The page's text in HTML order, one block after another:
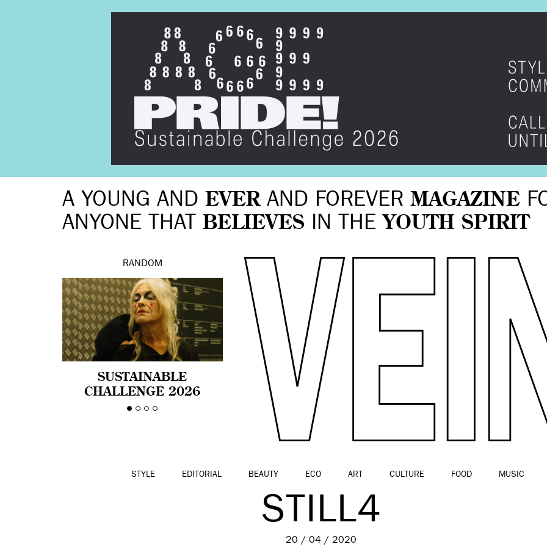
A YOUNG AND EVERAND FOREVER MAGAZINE
ANYONE THAT BELIEVES IN THE YOUTH SPIRIT
RANDOM
SUSTAINABLE
CHALLENGE 2026
CELEBRA LA
STYLE EDITORIAL BEAUTY ECO ART CULTURE FOOD MUSIC
STILL4
20 / 04 / 2020